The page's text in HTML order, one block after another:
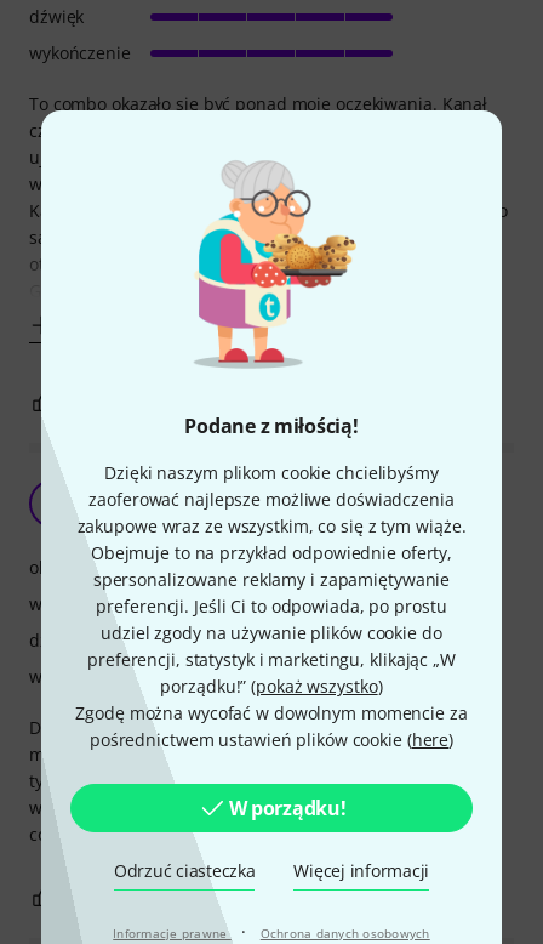
Podane z miłością!
Dzięki naszym plikom cookie chcielibyśmy
zaoferować najlepsze możliwe doświadczenia
zakupowe wraz ze wszystkim, co się z tym wiąże.
Obejmuje to na przykład odpowiednie oferty,
spersonalizowane reklamy i zapamiętywanie
preferencji. Jeśli Ci to odpowiada, po prostu
udziel zgody na używanie plików cookie do
preferencji, statystyk i marketingu, klikając „W
porządku!” (pokaż wszystko)
Zgodę można wycofać w dowolnym momencie za
pośrednictwem ustawień plików cookie (here)
W porządku!
Odrzuć ciasteczka Więcej informacji
Informacje prawne · Ochrona danych osobowych
To combo okazało się być ponad moje oczekiwania. Kanał
czysty jest idealnym przesłaniem gitary, którą podpinam,
ujawniając do tej pory dźwięki, których na tranzystorowym
wzmacniaczu nie słyszałem.
Kanał przesterowany jest bardzo elastyczny. Ściszając nieco
samą gitarę jednocześnie odkręcając gain na wzmaku
otrzymuje pełną dynamikę.
Głośnik celestion ten30
dźwięk
wykończenie
Fajne combo do domu.
Remiq 12.03.2024
Dobrze, solidnie wykonane, kanał czysty i overdrive, spore
możliwości korekcji dźwięku. Po redukcji mocy przycisku na
tylnym panelu jest na tyle ciche że spokojnie można grać
wieczorem w mieszkaniu. Moim zdaniem bardzo fajne
combo do użytkowania z domowym zaciszu.
obsługa
właściwości
dźwięk
wykończenie
0 ZGŁOŚ NADUŻYCIE